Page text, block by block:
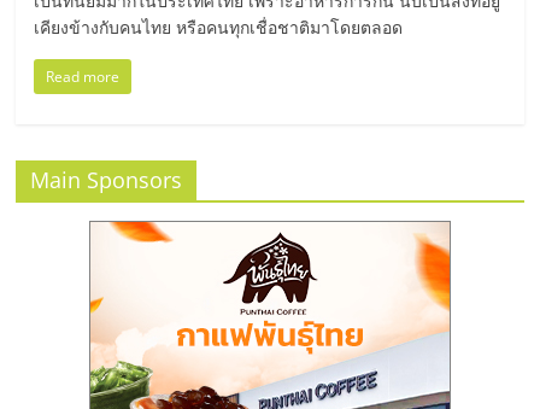
รน
ไชส์,
ที่
ปรึกษา
แฟ
เคียงข้างกับคนไทย หรือคนทุกเชื่อชาติมาโดยตลอด
Read more
Main Sponsors